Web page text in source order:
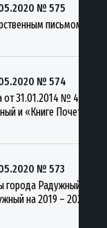
№ 575
письмом
№ 574
31.01.2014 № 435
и «Книге Почета
№ 573
города Радужный
на 2019 – 2025